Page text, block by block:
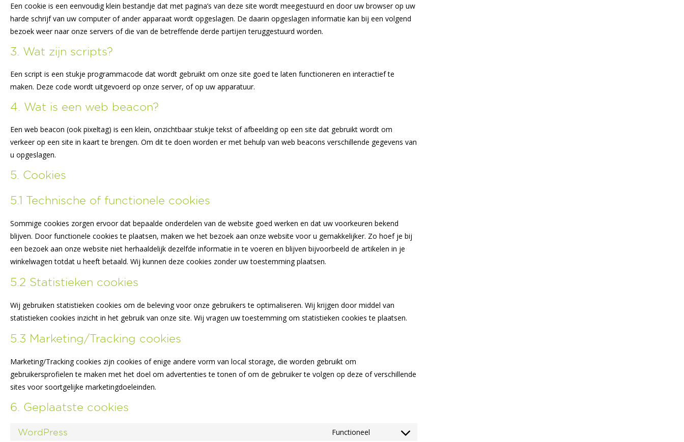
Een cookie is een eenvoudig klein bestandje dat met pagina’s van deze site wordt meegestuurd en door uw browser op uw
harde schrijf van uw computer of ander apparaat wordt opgeslagen. De daarin opgeslagen informatie kan bij een volgend
bezoek weer naar onze servers of die van de betreffende derde partijen teruggestuurd worden.
3. Wat zijn scripts?
Een script is een stukje programmacode dat wordt gebruikt om onze site goed te laten functioneren en interactief te
maken. Deze code wordt uitgevoerd op onze server, of op uw apparatuur.
4. Wat is een web beacon?
Een web beacon (ook pixeltag) is een klein, onzichtbaar stukje tekst of afbeelding op een site dat gebruikt wordt om
verkeer op een site in kaart te brengen. Om dit te doen worden er met behulp van web beacons verschillende gegevens van
u opgeslagen.
5. Cookies
5.1 Technische of functionele cookies
Sommige cookies zorgen ervoor dat bepaalde onderdelen van de website goed werken en dat uw voorkeuren bekend
blijven. Door functionele cookies te plaatsen, maken we het bezoek aan onze website voor u gemakkelijker. Zo hoef je bij
een bezoek aan onze website niet herhaaldelijk dezelfde informatie in te voeren en blijven bijvoorbeeld de artikelen in je
winkelwagen totdat u heeft betaald. Wij kunnen deze cookies zonder uw toestemming plaatsen.
5.2 Statistieken cookies
Wij gebruiken statistieken cookies om de beleving voor onze gebruikers te optimaliseren. Wij krijgen door middel van
statistieken cookies inzicht in het gebruik van onze site. Wij vragen uw toestemming om statistieken cookies te plaatsen.
5.3 Marketing/Tracking cookies
Marketing/Tracking cookies zijn cookies of enige andere vorm van local storage, die worden gebruikt om
gebruikersprofielen te maken met het doel om advertenties te tonen of om de gebruiker te volgen op deze of verschillende
sites voor soortgelijke marketingdoeleinden.
6. Geplaatste cookies
WordPress Functioneel
Consent